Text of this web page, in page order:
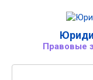
Правовые